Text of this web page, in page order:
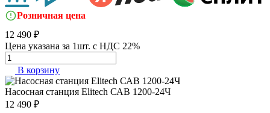
Розничная цена
12 490 ₽
Цена указана за 1шт. с НДС 22%
В корзину
Насосная станция Elitech САВ 1200-24Ч
12 490 ₽